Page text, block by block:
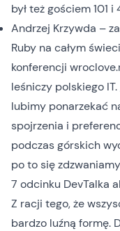
był też gościem101 i
Andrzej Krzywda –
Ruby na całym
konferencji
leśniczy polskiego
lubimy ponarzekać
spojrzenia i
podczas górskich
po to się
7 odcinku DevTalka
Z racji tego, że
bardzo luźną formę.